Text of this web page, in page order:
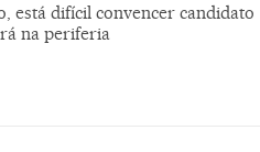
está difícil convencer candidato
na periferia